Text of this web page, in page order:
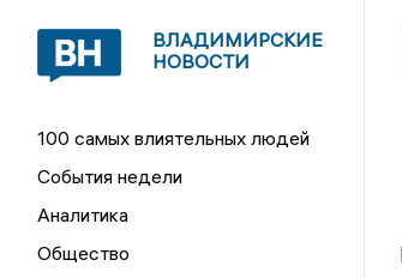
ВЛАДИМИРСКИЕ
НОВОСТИ
100 самых влиятельных людей
События недели
Аналитика
Общество